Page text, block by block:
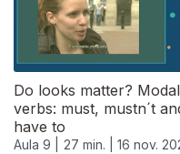
Do looks matter? Modal
verbs: must, mustn´t
have to
Aula 9 | 27 min. | 16 nov.